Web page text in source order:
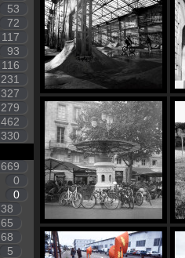
53
72
117
93
116
231
327
279
462
330
669
0
0
38
65
68
5